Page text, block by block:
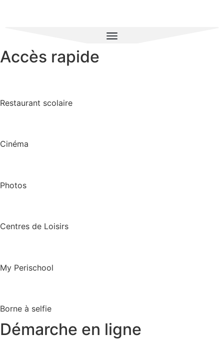
Accès rapide
Restaurant scolaire
Cinéma
Photos
Centres de Loisirs
My Perischool
Borne à selfie
Démarche en ligne